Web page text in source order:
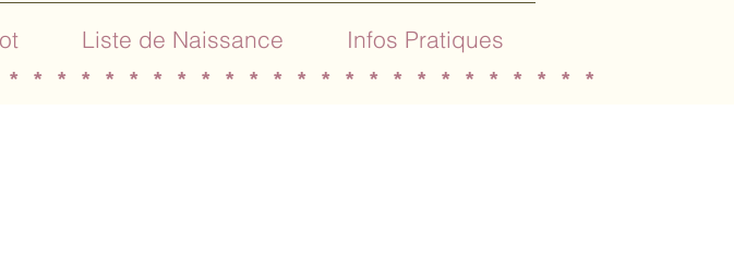
Liste de Naissance Infos Pratiques
* * * * * * * * * * * * * * * * * * * * * * * *